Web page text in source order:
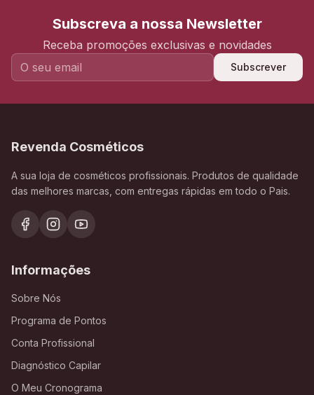
Subscreva a nossa Newsletter
Receba promoções exclusivas e novidades
Subscrever
Revenda Cosméticos
A sua loja de cosméticos profissionais. Produtos de qualidade
das melhores marcas, com entregas rápidas em todo o Pais.
Informações
Sobre Nós
Programa de Pontos
Conta Profissional
Diagnóstico Capilar
O Meu Cronograma